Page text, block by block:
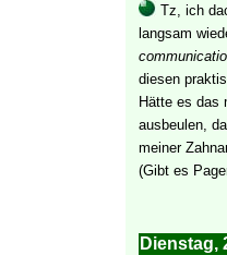
Tz, ich
langsam
diesen
Hätte es das
ausbeulen,
meiner
(Gibt es
Dienstag,